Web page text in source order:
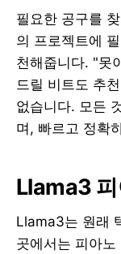
필요한 공구를
의 프로젝트에
천해줍니다. "못
드릴 비트도 추
없습니다. 모든
며, 빠르고 정확
Llama3
Llama3는 원래
곳에서는 피아